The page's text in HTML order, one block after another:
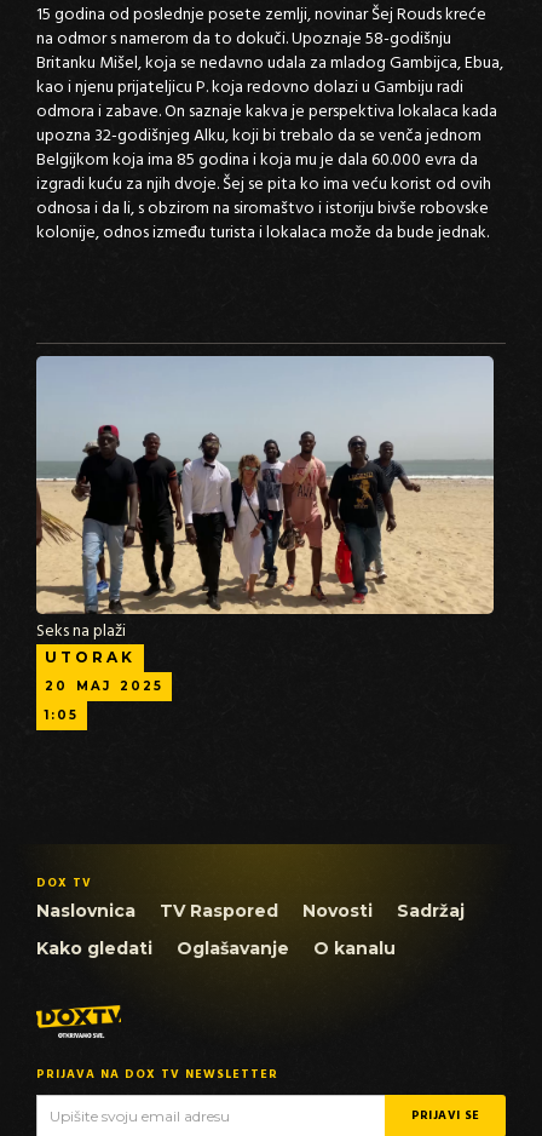
15 godina od poslednje posete zemlji, novinar Šej Rouds kreće
na odmor s namerom da to dokuči. Upoznaje 58-godišnju
Britanku Mišel, koja se nedavno udala za mladog Gambijca, Ebua,
kao i njenu prijateljicu P. koja redovno dolazi u Gambiju radi
odmora i zabave. On saznaje kakva je perspektiva lokalaca kada
upozna 32-godišnjeg Alku, koji bi trebalo da se venča jednom
Belgijkom koja ima 85 godina i koja mu je dala 60.000 evra da
izgradi kuću za njih dvoje. Šej se pita ko ima veću korist od ovih
odnosa i da li, s obzirom na siromaštvo i istoriju bivše robovske
kolonije, odnos između turista i lokalaca može da bude jednak.
Seks na plaži
UTORAK
20 MAJ
2025
1:05
DOX TV
Naslovnica TV Raspored Novosti
Sadržaj
Kako gledati
Oglašavanje O kanalu
PRIJAVA NA DOX TV NEWSLETTER